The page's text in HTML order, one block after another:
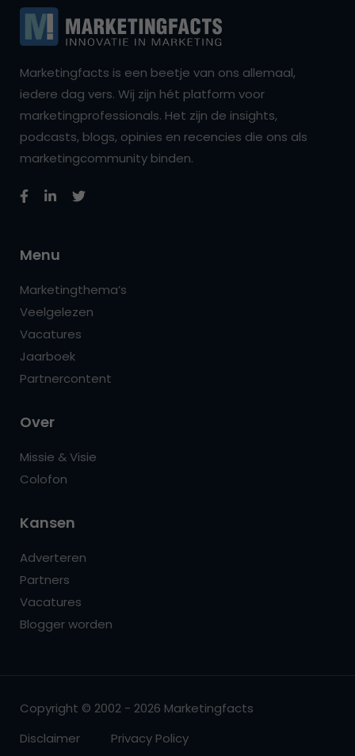
Marketingfacts is een beetje van ons allemaal,
iedere dag vers. Wij zijn hét platform voor
marketingprofessionals. Het zijn de insights,
podcasts, blogs, opinies en recencies die ons als
marketingcommunity binden.
Menu
Marketingthema’s
Veelgelezen
Vacatures
Jaarboek
Partnercontent
Over
Missie & Visie
Colofon
Kansen
Adverteren
Partners
Vacatures
Blogger worden
Copyright © 2002 - 2026 Marketingfacts
Disclaimer
Privacy Policy